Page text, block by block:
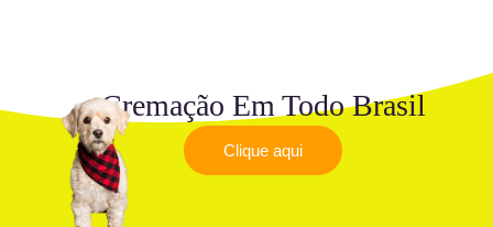
Cremação Em Todo Brasil
Clique aqui